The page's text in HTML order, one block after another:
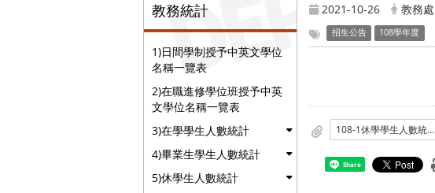
教務統計
1)日間學制授予中英文學位
名稱一覽表
2)在職進修學位班授予中英
文學位名稱一覽表
3)在學學生人數統計
4)畢業生學生人數統計
5)休學生人數統計
2021-10-26 教務處
招生公告 108學年度
108-1休學學生人數統計_學士班
Share